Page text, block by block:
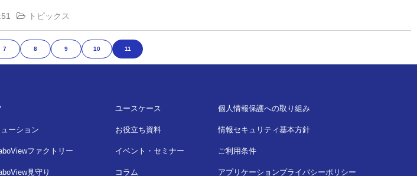
トピックス
7 8 9 10 11
ーション
ファクトリー
見守り
ユースケース
お役立ち資料
イベント・セミナー
コラム
個人情報保護への取り組み
情報セキュリティ基本方針
ご利用条件
アプリケーションプライバシーポリシー